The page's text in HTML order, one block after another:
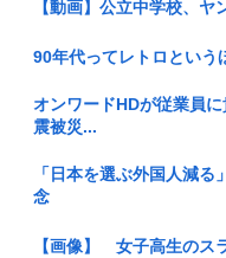
【動画】公立中学校、
90年代ってレトロという
オンワードHDが従業員
震被災...
「日本を選ぶ外国人減
念
【画像】 女子高生のス